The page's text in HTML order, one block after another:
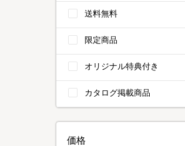
送料無料
限定商品
オリジナル特典付き
カタログ掲載商品
価格